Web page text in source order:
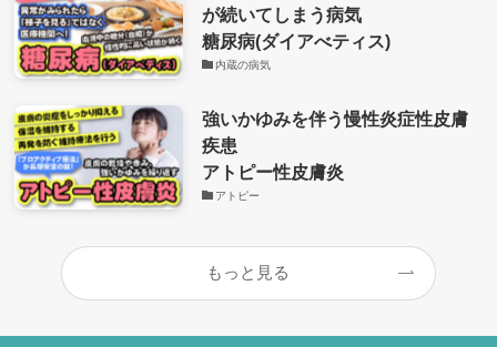
が続いてしまう病気
糖尿病(ダイアべティス)
内蔵の病気
強いかゆみを伴う慢性炎症性皮膚
疾患
アトピー性皮膚炎
アトピー
もっと見る